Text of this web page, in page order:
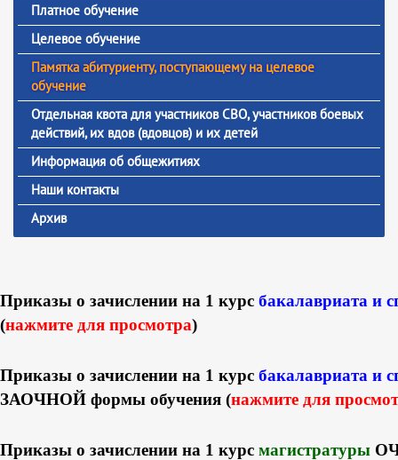
Платное обучение
Целевое обучение
Памятка абитуриенту, поступающему на целевое
обучение
Отдельная квота для участников СВО, участников боевых
действий, их вдов (вдовцов) и их детей
Информация об общежитиях
Наши контакты
Архив
Приказы о зачислении на 1 курс бакалавриата и
(нажмите для просмотра)
Приказы о зачислении на 1 курс бакалавриата и
ЗАОЧНОЙ формы обучения (нажмите для
Приказы о зачислении на 1 курс магистратуры